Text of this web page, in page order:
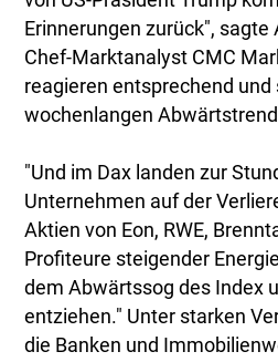
Erinnerungen zurück", sagte
Chef-Marktanalyst CMC
reagieren entsprechend und
wochenlangen
"Und im Dax landen zur
Unternehmen auf der
Aktien von Eon, RWE,
Profiteure steigender
dem Abwärtssog des Index
entziehen." Unter starken
die Banken und